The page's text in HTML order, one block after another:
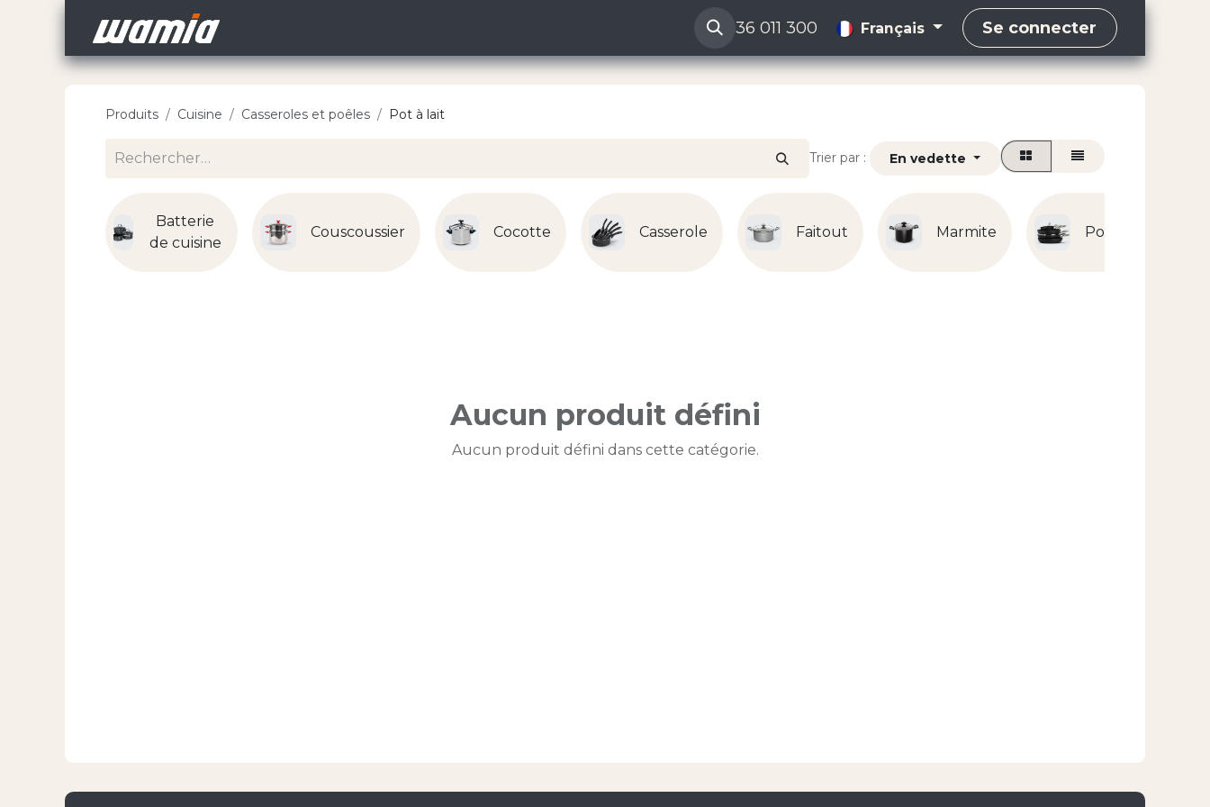
36 011 300 Français Se connecter
Produits Cuisine Casseroles et poêles Pot à lait
Trier par : En vedette
Batterie
de cuisine
Couscoussier Cocotte Casserole Faitout Marmite Poêle
Aucun produit défini
Aucun produit défini dans cette catégorie.